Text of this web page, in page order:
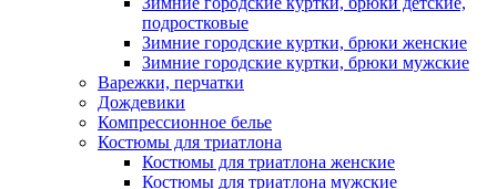
подростковые
Зимние городские куртки, брюки женские
Зимние городские куртки, брюки мужские
Варежки, перчатки
Дождевики
Компрессионное белье
Костюмы для триатлона
Костюмы для триатлона женские
Костюмы для триатлона мужские